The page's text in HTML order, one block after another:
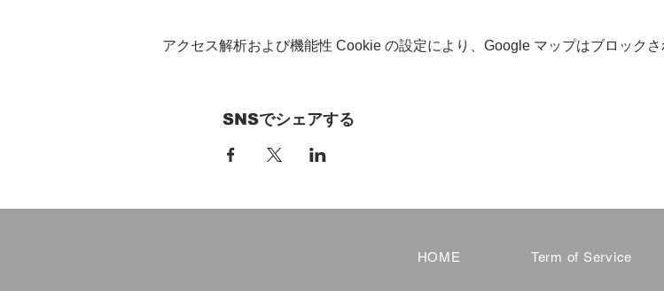
アクセス解析および機能性 Cookie の設定により、Google マップはブロックさ
SNSでシェアする
HOME Term of Service